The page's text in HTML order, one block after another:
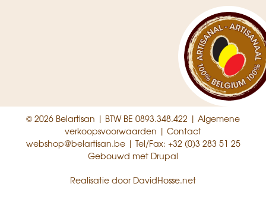
© 2026 Belartisan | BTW BE 0893.348.422 | Algemene
verkoopsvoorwaarden | Contact
webshop@belartisan.be| Tel/Fax: +32 (0)3 283 51 25
Gebouwd met Drupal
Realisatie door DavidHosse.net